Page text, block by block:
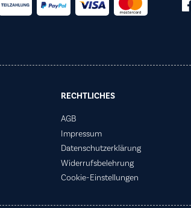
RECHTLICHES
AGB
Impressum
Datenschutzerklärung
Widerrufsbelehrung
Cookie-Einstellungen